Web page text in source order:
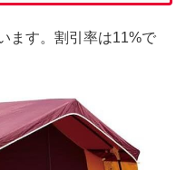
ます。割引率は11%で